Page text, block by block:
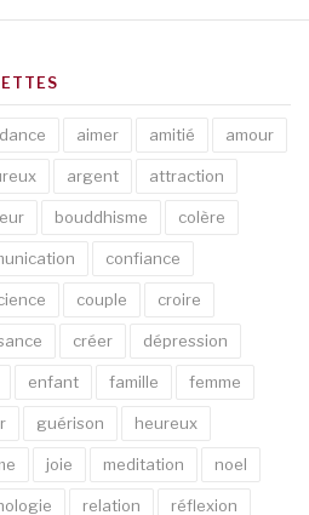
aimer amitié amour
argent attraction
bouddhisme colère
confiance
couple croire
créer dépression
enfant famille femme
guérison heureux
joie meditation noel
relation réflexion